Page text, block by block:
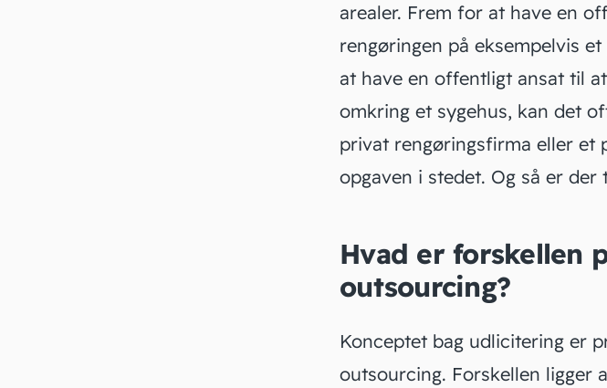
arealer. Frem for at have en
rengøringen på eksempelvis
at have en offentligt ansat til
omkring et sygehus, kan det
privat rengøringsfirma eller et
opgaven i stedet. Og så er der
Hvad er forskellen
outsourcing?
Konceptet bag udlicitering er
outsourcing. Forskellen ligger